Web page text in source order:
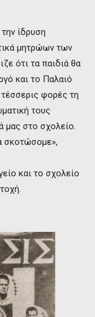
ίδρυση
μητρώων των
ότι τα παιδιά θα
και το Παλαιό
φορές τη
τους
μας στο σχολείο.
σκοτώσομε»,
και το σχολείο